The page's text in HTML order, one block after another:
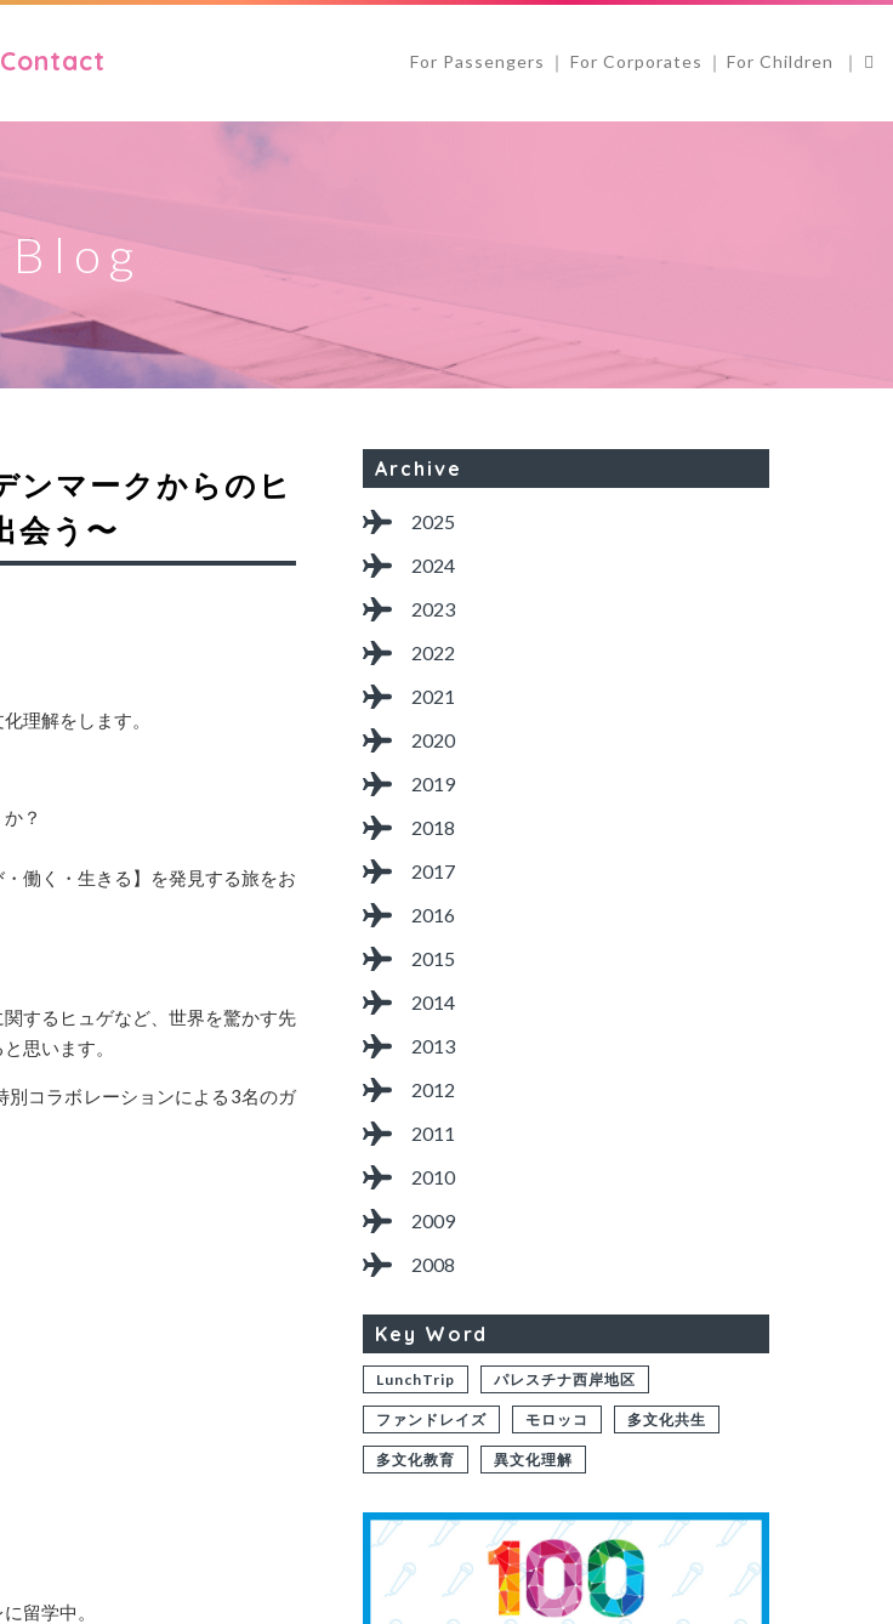
Contact For Passengers For Corporates For Children
Blog
ンマークからのヒ
会う〜
理解をします。
？
働く・生きる】を発見する旅をお
関するヒュゲなど、世界を驚かす先
思います。
別コラボレーションによる3名のガ
留学中。
Archive
2025
2024
2023
2022
2021
2020
2019
2018
2017
2016
2015
2014
2013
2012
2011
2010
2009
2008
Key Word
LunchTrip パレスチナ西岸地区
ファンドレイズ モロッコ 多文化共生
多文化教育 異文化理解